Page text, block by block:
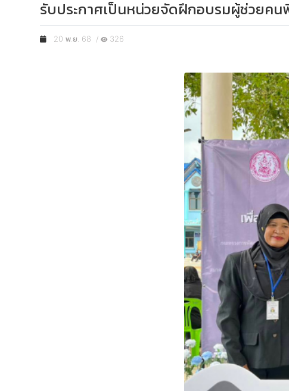
รับประกาศเป็นหน่วยจัดฝึกอบรมผู้ช่วยคน
20 พ.ย. 68 / 326